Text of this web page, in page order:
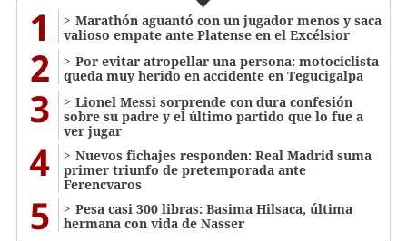
1
Marathón aguantó con un jugador menos y saca
valioso empate ante Platense en el Excélsior
2
Por evitar atropellar una persona: motociclista
queda muy herido en accidente en Tegucigalpa
3
Lionel Messi sorprende con dura confesión
sobre su padre y el último partido que lo fue a
ver jugar
4
Nuevos fichajes responden: Real Madrid suma
primer triunfo de pretemporada ante
Ferencvaros
5
Pesa casi 300 libras: Basima Hilsaca, última
hermana con vida de Nasser